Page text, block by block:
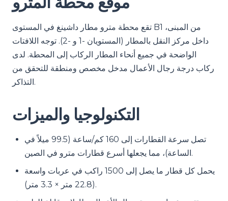
تقع محطة مترو مطار داشينغ في المستوى B1 من المبنى،
داخل مركز النقل بالمطار (المستويان -1 و -2). توجه اللافتات
الواضحة في جميع أنحاء المطار الركاب إلى المحطة. لدى
ركاب درجة رجال الأعمال مدخل مخصص ومنطقة للتحقق من
التذاكر.
التكنولوجيا والميزات
تصل سرعة القطارات إلى 160 كم/ساعة (99.5 ميلاً في
الساعة)، مما يجعلها أسرع قطارات مترو في الصين.
يحمل كل قطار ما يصل إلى 1500 راكب في عربات واسعة
(22.8 متر × 3.3 متر).